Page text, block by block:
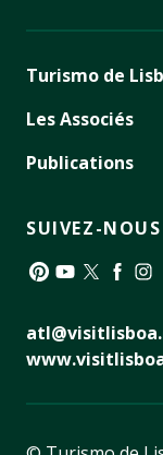
Turismo de
Les Associés
Publications
SUIVEZ-NOUS